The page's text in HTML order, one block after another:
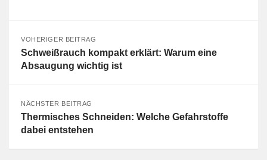
VOHERIGER BEITRAG
Schweißrauch kompakt erklärt: Warum eine
Absaugung wichtig ist
NÄCHSTER BEITRAG
Thermisches Schneiden: Welche Gefahrstoffe
dabei entstehen